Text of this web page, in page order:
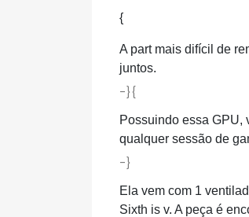
{
A part mais difícil de
juntos.
-}{
Possuindo essa GPU,
qualquer sessão de
-}
Ela vem com 1
Sixth is v. A peça é